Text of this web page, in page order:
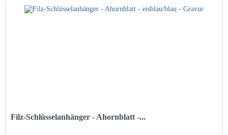
Filz-Schlüsselanhänger - Ahornblatt -...